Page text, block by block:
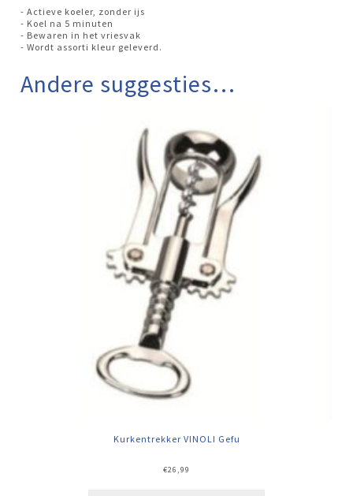
- Actieve koeler, zonder ijs
- Koel na 5 minuten
- Bewaren in het vriesvak
- Wordt assorti kleur geleverd.
Andere suggesties…
Kurkentrekker VINOLI Gefu
€26,99